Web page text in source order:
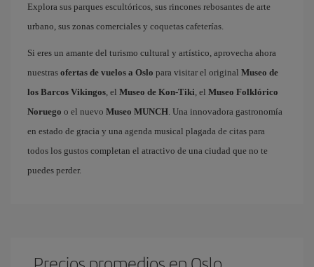
Explora sus parques escultóricos, sus rincones rebosantes de arte
urbano, sus zonas comerciales y coquetas cafeterías.
Si eres un amante del turismo cultural y artístico, aprovecha ahora
nuestras ofertas de vuelos a Oslo para visitar el original Museo de
los Barcos Vikingos , el Museo de Kon-Tiki , el Museo Folklórico
Noruego o el nuevo Museo MUNCH . Una innovadora gastronomía
en estado de gracia y una agenda musical plagada de citas para
todos los gustos completan el atractivo de una ciudad que no te
puedes perder.